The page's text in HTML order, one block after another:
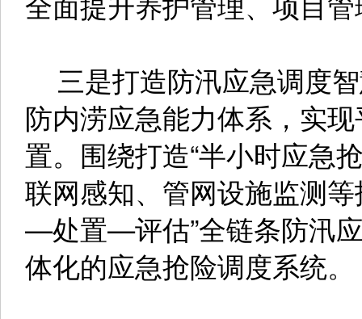
三是打造防汛应急调度智
防内涝应急能力体系，实
置。围绕打造“半小时应急
联网感知、管网设施监测
—处置—评估”全链条防汛
体化的应急抢险调度系统。